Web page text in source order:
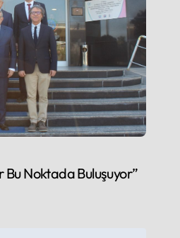
Bu Noktada Buluşuyor”